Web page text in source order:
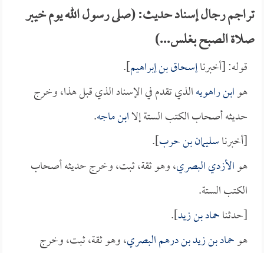
تراجم رجال إسناد حديث: (صلى رسول الله يوم خيبر
صلاة الصبح بغلس...)
قوله: [أخبرناإسحاق بن إبراهيم].
هوابن راهويهالذي تقدم في الإسناد الذي قبل هذا، وخرج
حديثه أصحاب الكتب الستة إلاابن ماجه.
[أخبرناسليمان بن حرب].
هوالأزدي البصري، وهو ثقة، ثبت، وخرج حديثه أصحاب
الكتب الستة.
[حدثناحماد بن زيد].
هوحماد بن زيد بن درهم البصري، وهو ثقة، ثبت، وخرج